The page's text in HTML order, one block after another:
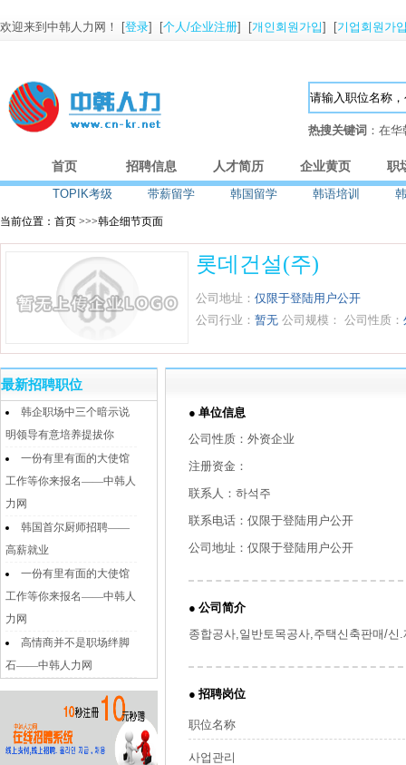
欢迎来到中韩人力网！ [登录] [个人/企业注册] [개인회원가입] [기업회원가
热搜关键词 ：在
首页 招聘信息 人才简历 企业黄页 职
TOPIK考级 带薪留学 韩国留学 韩语培训
当前位置：首页 >>>韩企细节页面
롯데건설(주)
公司地址： 仅限于登陆用户公开
公司行业： 暂无 公司规模： 公司性质：
最新招聘职位
韩企职场中三个暗示说
明领导有意培养提拔你
一份有里有面的大使馆
工作等你来报名——中韩人
力网
韩国首尔厨师招聘——
高薪就业
一份有里有面的大使馆
工作等你来报名——中韩人
力网
高情商并不是职场绊脚
石——中韩人力网
● 单位信息
公司性质：外资企业
注册资金：
联系人：하석주
联系电话：仅限于登陆用户公开
公司地址：仅限于登陆用户公开
● 公司简介
종합공사,일반토목공사,주택신축판매/
● 招聘岗位
职位名称
사업관리